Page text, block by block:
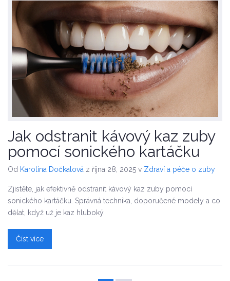
Jak odstranit kávový kaz zuby
pomocí sonického kartáčku
Od Karolína Dočkalová z října 28, 2025 v Zdraví a péče o zuby
Zjistěte, jak efektivně odstranit kávový kaz zuby pomocí
sonického kartáčku. Správná technika, doporučené modely a co
dělat, když už je kaz hluboký.
Číst více